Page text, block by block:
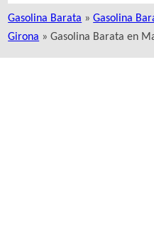
Gasolina Barata »Gasolina
Girona » Gasolina Barata en